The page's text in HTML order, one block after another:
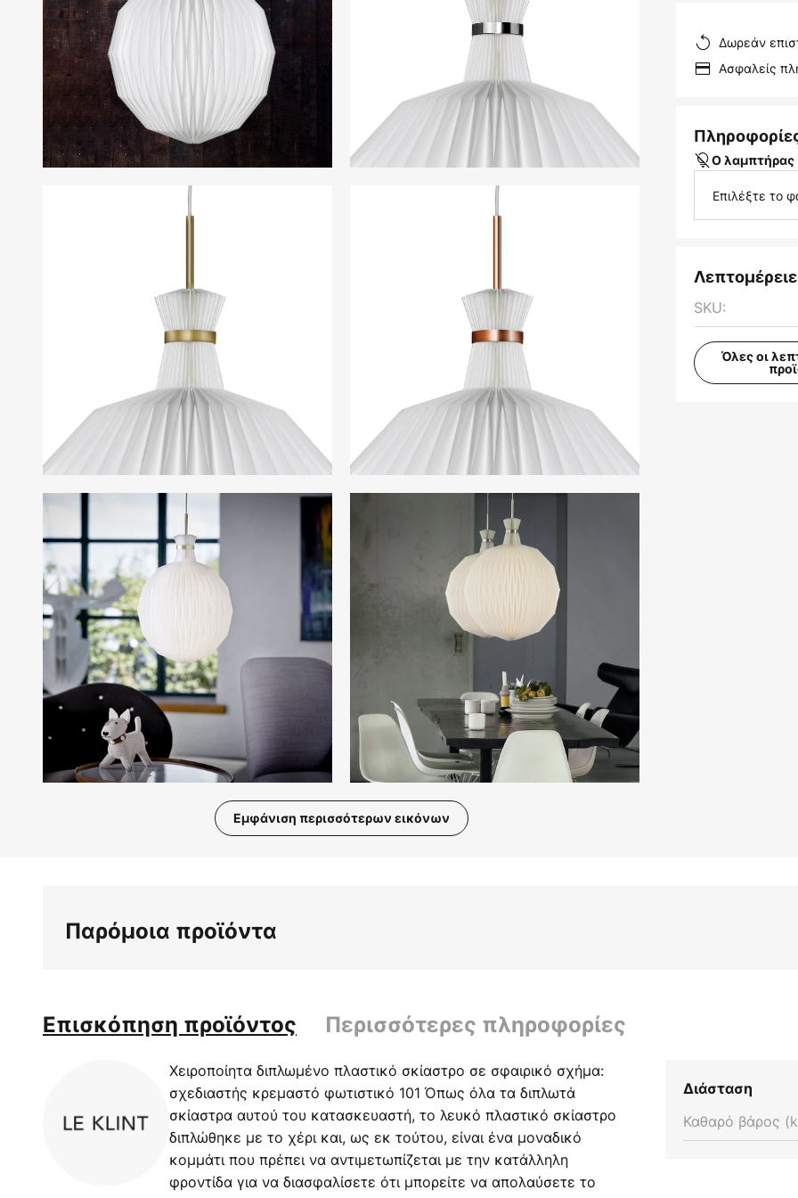
Εμφάνιση περισσότερων εικόνων
συλλογής
Δωρεάν
Ασφαλείς
Ο λαμπτήρας
Επιλέξτε το
SKU:
Όλες οι
Παρόμοια προϊόντα
Επισκόπηση προϊόντος Περισσότερες πληροφορίες
Χειροποίητα διπλωμένο πλαστικό σκίαστρο σε σφαιρικό σχήμα:
σχεδιαστής κρεμαστό φωτιστικό 101 Όπως όλα τα διπλωτά
σκίαστρα αυτού του κατασκευαστή, το λευκό πλαστικό σκίαστρο
διπλώθηκε με το χέρι και, ως εκ τούτου, είναι ένα μοναδικό
κομμάτι που πρέπει να αντιμετωπίζεται με την κατάλληλη
φροντίδα για να διασφαλίσετε ότι μπορείτε να απολαύσετε το
Διάσταση
Καθαρό βάρος